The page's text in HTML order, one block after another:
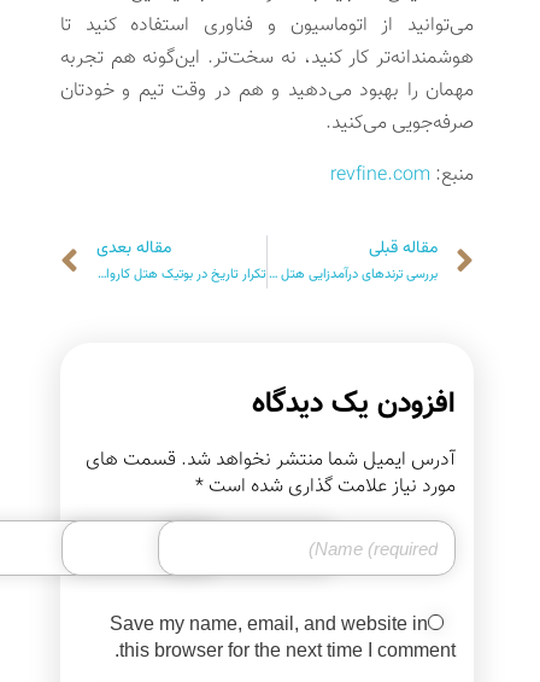
می‌توانید از اتوماسیون و فناوری استفاده کنید تا
هوشمندانه‌تر کار کنید، نه سخت‌تر. این‌گونه هم تجربه
مهمان را بهبود می‌دهید و هم در وقت تیم و خودتان
صرفه‌جویی می‌کنید.
منبع: revfine.com
مقاله قبلی
بررسی ترندهای درآمدزایی هتل در سال ۲۰۲۴: مثال‌های واقعی
مقاله بعدی
تکرار تاریخ در بوتیک هتل کاروانسرای وکیل کرمان | بوتیک هتل کاروانیکا
افزودن یک دیدگاه
آدرس ایمیل شما منتشر نخواهد شد. قسمت های
مورد نیاز علامت گذاری شده است *
Save my name, email, and website in
this browser for the next time I comment.